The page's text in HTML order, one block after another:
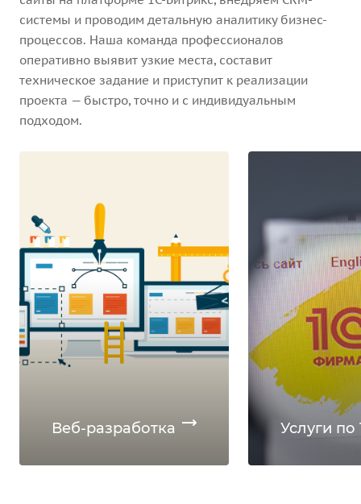
системы и проводим детальную аналитику бизнес-
процессов. Наша команда профессионалов
оперативно выявит узкие места, составит
техническое задание и приступит к реализации
проекта — быстро, точно и с индивидуальным
подходом.
Веб-разработка Услуги по